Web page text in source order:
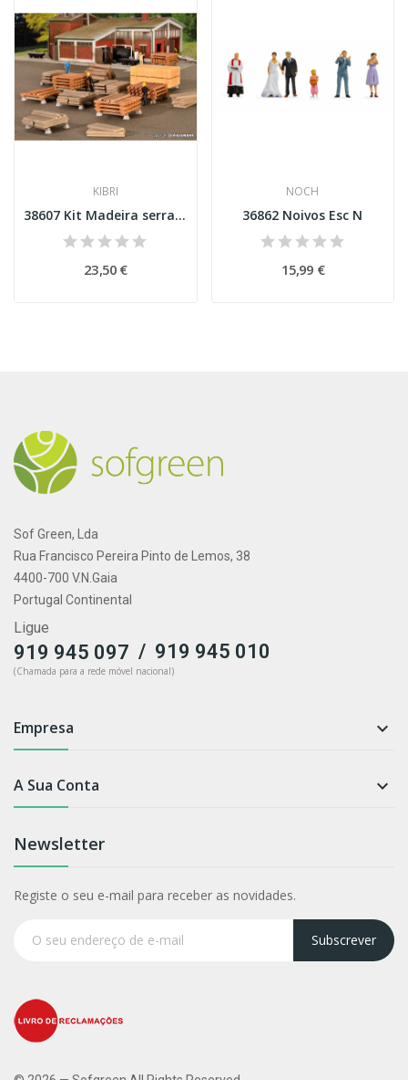
KIBRI
38607 Kit Madeira serrada Esc H0
23,50 €
NOCH
36862 Noivos Esc N
15,99 €
Sof Green, Lda
Rua Francisco Pereira Pinto de Lemos, 38
4400-700 V.N.Gaia
Portugal Continental
Ligue
919 945 097 / 919 945 010
(Chamada para a rede móvel nacional)
Empresa 
A Sua Conta 
Newsletter
Registe o seu e-mail para receber as novidades.
Subscrever